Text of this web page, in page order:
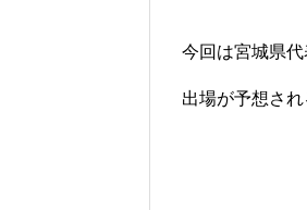
今回は宮城県
出場が予想され